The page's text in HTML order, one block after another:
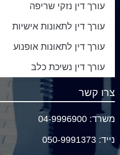
עורך דין נזקי שריפה
עורך דין לתאונות אישיות
עורך דין לתאונות אופנוע
עורך דין נשיכת כלב
צרו קשר
משרד: 04-9996900
נייד:
050-9991373